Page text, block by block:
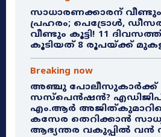
സാധാരണക്കാരന്
പ്രഹരം; പെട്രോൾ,
വീണ്ടും കൂട്ടി! 11
കൂടിയത് 8 രൂപയ്ക്ക്
Breaking now
അഞ്ചു പോലീസുകാർക്ക്
സസ്‌പെൻഷൻ?
എം.ആർ
കസേര തെറിക്കാൻ
ആഭ്യന്തര വകുപ്പിൽ വൻ